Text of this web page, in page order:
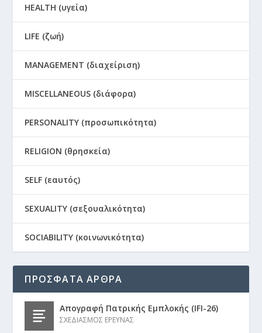
HEALTH (υγεία)
LIFE (ζωή)
MANAGEMENT (διαχείριση)
MISCELLANEOUS (διάφορα)
PERSONALITY (προσωπικότητα)
RELIGION (θρησκεία)
SELF (εαυτός)
SEXUALITY (σεξουαλικότητα)
SOCIABILITY (κοινωνικότητα)
ΠΡΟΣΦΑΤΑ ΑΡΘΡΑ
Απογραφή Πατρικής Εμπλοκής (IFI-26)
ΣΧΕΔΙΑΣΜΟΣ ΕΡΕΥΝΑΣ